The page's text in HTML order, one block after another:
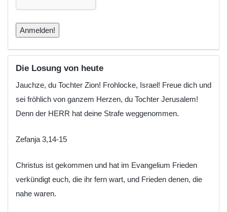
Die Losung von heute
Jauchze, du Tochter Zion! Frohlocke, Israel! Freue dich und
sei fröhlich von ganzem Herzen, du Tochter Jerusalem!
Denn der HERR hat deine Strafe weggenommen.
Zefanja 3,14-15
Christus ist gekommen und hat im Evangelium Frieden
verkündigt euch, die ihr fern wart, und Frieden denen, die
nahe waren.